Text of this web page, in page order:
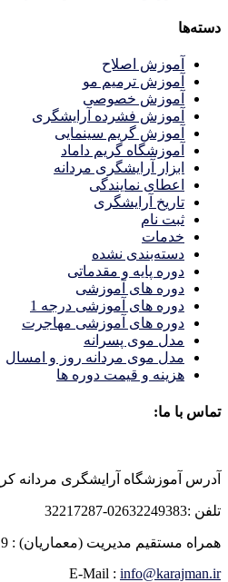
دسته‌ها
آموزش اصلاح
آموزش ترمیم مو
آموزش خصوصی
آموزش فشرده آرایشگری
آموزش گریم سینمایی
آموزشگاه گریم داماد
ابزار آرایشگری مردانه
اعطای نمایندگی
تاریخ آرایشگری
ثبت نام
خدمات
دسته‌بندی نشده
دوره پایه و مقدماتی
دوره های آموزشی
دوره های آموزشی درجه 1
دوره های آموزشی مهاجرت
مدل موی پسرانه
مدل موی مردانه روز و امسال
هزینه و قیمت دوره ها
تماس با ما:
آدرس آموزشگاه آرایشگری مردانه کرج
تلفن :02632249383-32217287
همراه مستقیم مدیریت (معماریان) : 09123259519
E-Mail : info@karajman.ir